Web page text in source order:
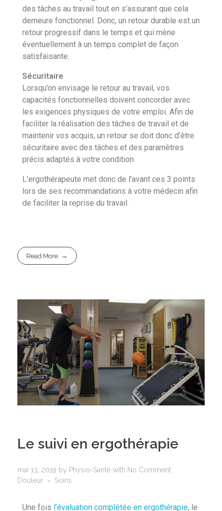
des tâches au travail tout en s’assurant que cela
demeure fonctionnel. Donc, un retour durable est un
retour progressif dans le temps et qui mène
éventuellement à un temps complet de façon
satisfaisante.
Sécuritaire
Lorsqu’on envisage le retour au travail, vos
capacités fonctionnelles doivent concorder avec
les exigences physiques de votre emploi. Afin de
faciliter la réalisation des tâches de travail et de
maintenir vos acquis, un retour se doit donc d’être
sécuritaire avec des tâches et des paramètres
précis adaptés à votre condition.
L’ergothérapeute met donc de l’avant ces 3 points
lors de ses recommandations à votre médecin afin
de faciliter la reprise du travail.
Read More
Le suivi en ergothérapie
mai 13, 2019 by Physio-Santé with No Comment
Douleur
Soins
Une fois l’évaluation complétée en ergothérapie, le